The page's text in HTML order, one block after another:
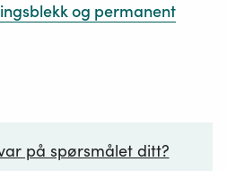
og permanent
på spørsmålet ditt?